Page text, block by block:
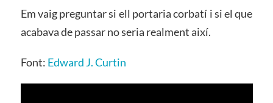
Em vaig preguntar si ell portaria corbatí i si el que
acabava de passar no seria realment així.
Font: Edward J. Curtin